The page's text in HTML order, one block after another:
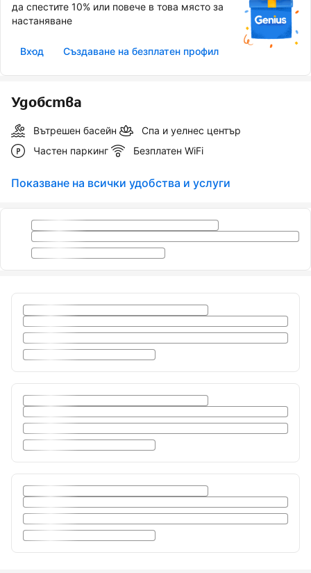
да спестите 10% или повече в това място за
настаняване
Вход Създаване на безплатен профил
Удобства
Вътрешен басейн
Спа и уелнес център
Частен паркинг
Безплатен WiFi
Показване на всички удобства и услуги